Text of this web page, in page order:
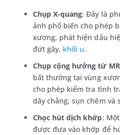
Chụp X-quang: Đây là
ảnh phổ biến cho phép
xương, phát hiện dấu
đứt gãy, khối u.
Chụp cộng hưởng từ
bất thường tại vùng
cho phép kiểm tra tình
dây chằng, sụn chêm và
Chọc hút dịch khớp:
được đưa vào khớp để